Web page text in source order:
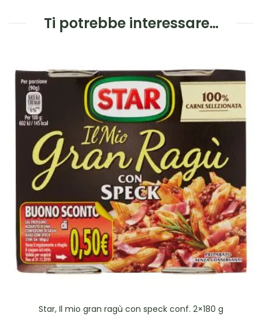
Ti potrebbe interessare…
Star, Il mio gran ragù con speck conf. 2×180 g